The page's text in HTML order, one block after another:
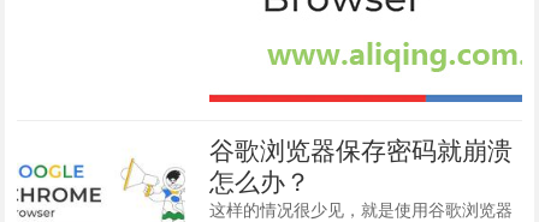
谷歌浏览器保存密码就崩溃
怎么办？
这样的情况很少见，就是使用谷歌浏览器